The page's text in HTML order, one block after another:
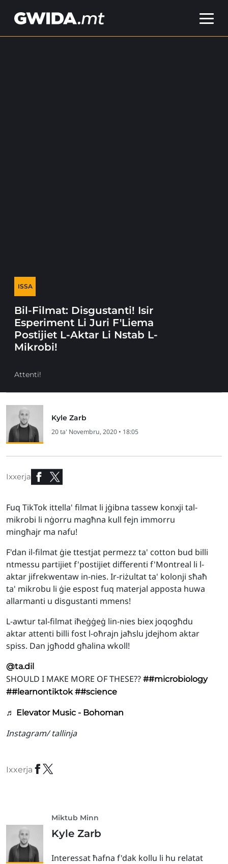
ISSA
Bil-Filmat: Disgustanti! Isir
Esperiment Li Juri F'Liema
Postijiet L-Aktar Li Nstab L-
Mikrobi!
Attenti!
Kyle Zarb
20 ta' Novembru, 2020 • 18:05
Ixxerja
Fuq TikTok ittella' filmat li jġibna tassew konxji tal-
mikrobi li nġorru magħna kull fejn immorru
mingħajr ma nafu!
F'dan il-filmat ġie ttestjat permezz ta' cotton bud billi
ntmessu partijiet f'postijiet differenti f'Montreal li l-
aktar jifrekwentaw in-nies. Ir-riżultat ta' kolonji sħaħ
ta' mikrobu li ġie espost fuq materjal apposta huwa
allarmanti u disgustanti mmens!
L-awtur tal-filmat iħeġġeġ lin-nies biex joqogħdu
aktar attenti billi fost l-oħrajn jaħslu jdejhom aktar
spiss. Dan jgħodd għalina wkoll!
@ta.dil
SHOULD I MAKE MORE OF THESE?? ##microbiology
##learnontiktok ##science
♬ Elevator Music - Bohoman
Instagram/ tallinja
Ixxerja
Miktub Minn
Kyle Zarb
Interessat ħafna f'dak kollu li hu relatat